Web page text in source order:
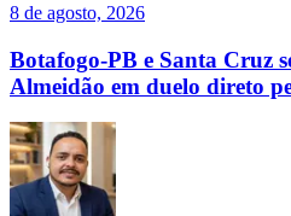
8 de agosto, 2026
Botafogo-PB e Santa Cruz
Almeidão em duelo direto